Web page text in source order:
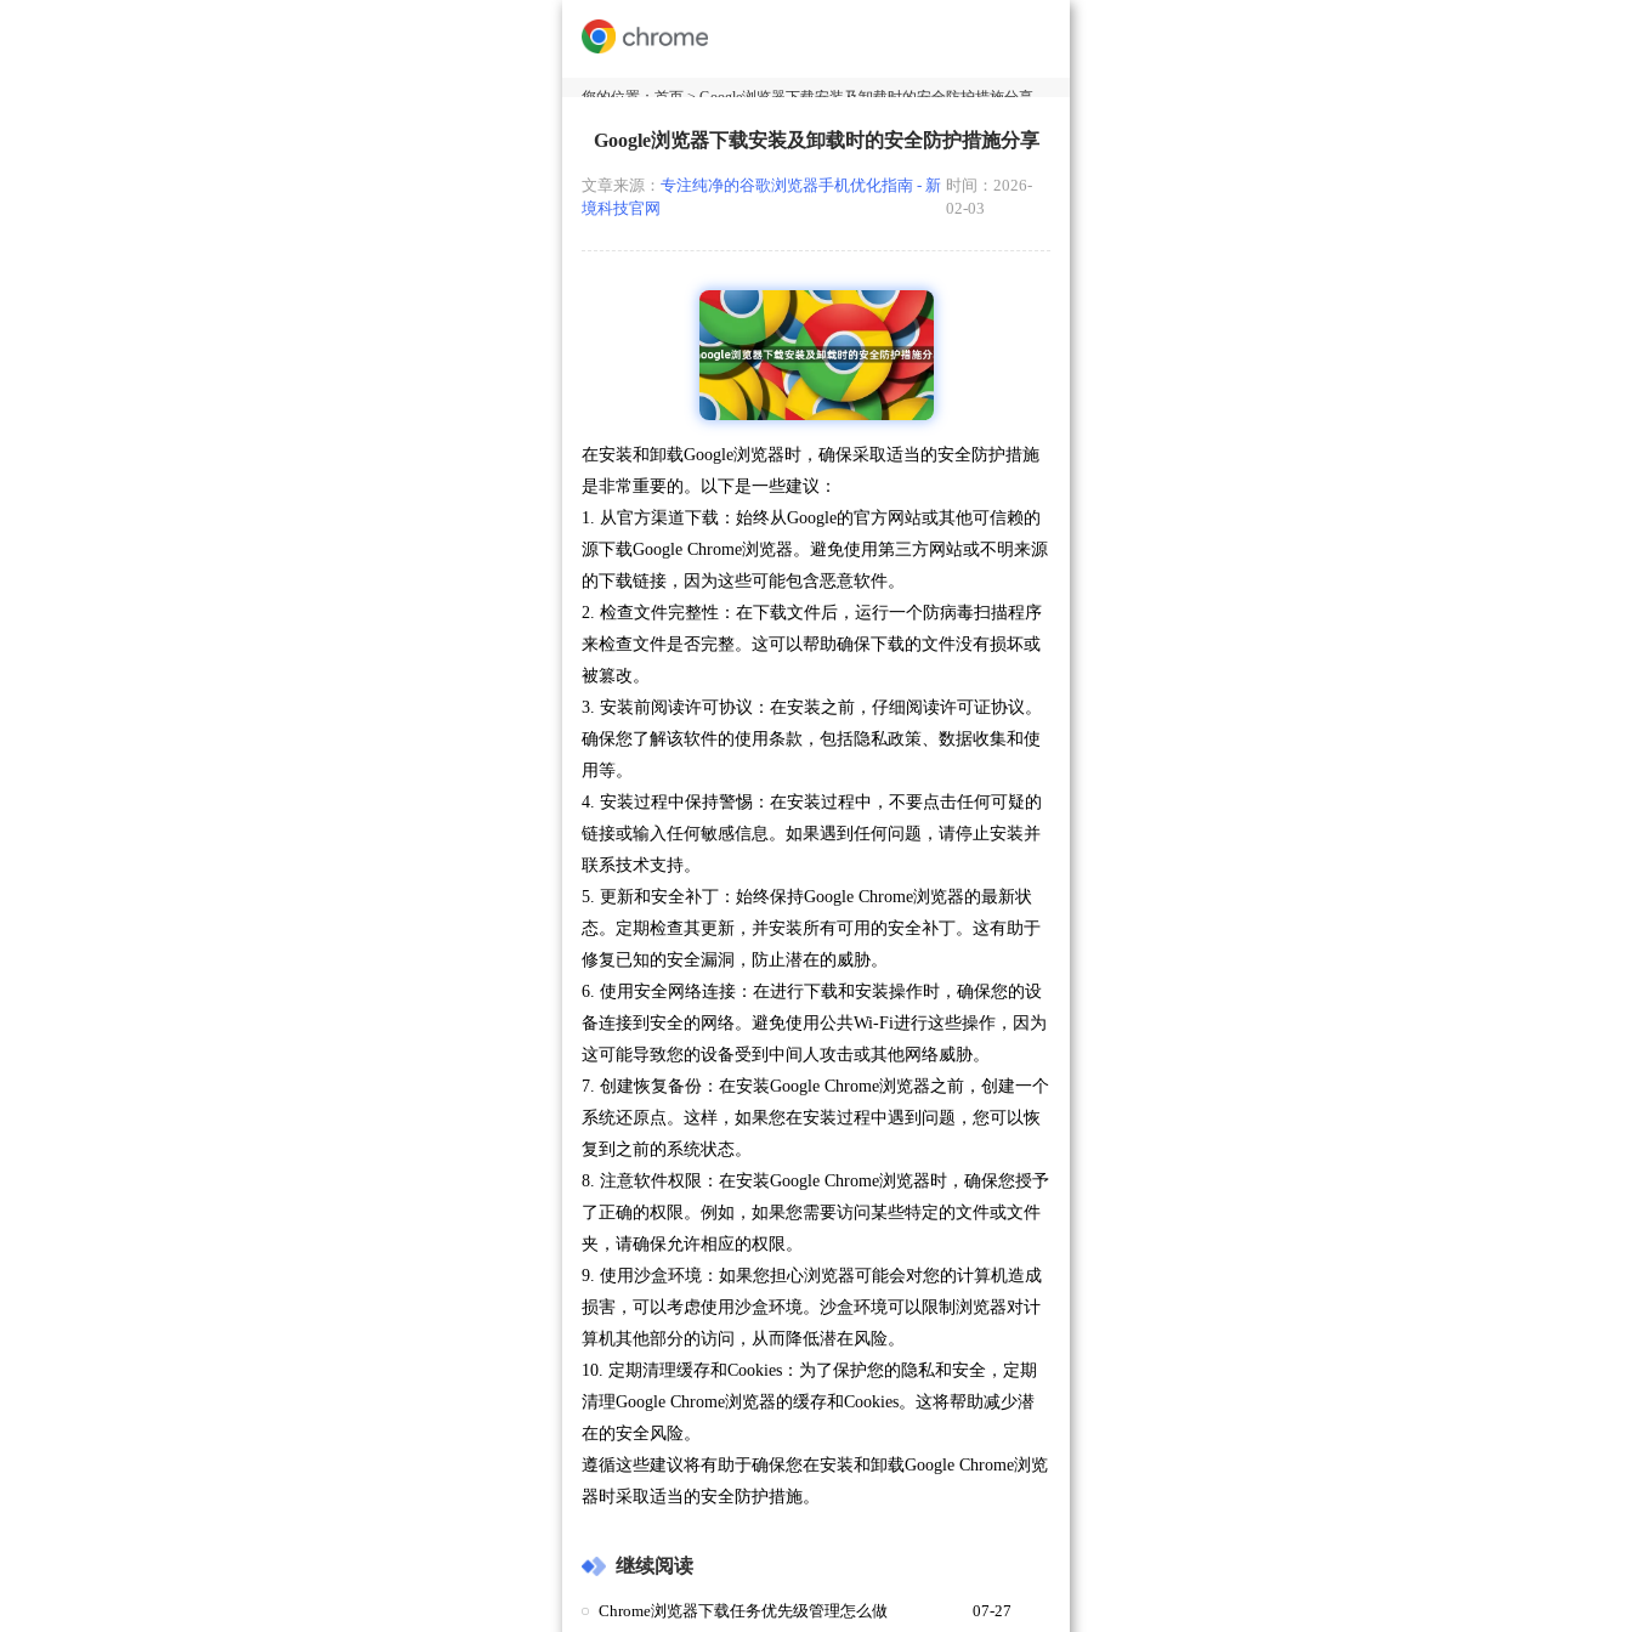
您的位置： 首页 > Google浏览器下载安装及卸载时的安全防护措施分享
Google浏览器下载安装及卸载时的安全防护措施分享
文章来源： 专注纯净的谷歌浏览器手机优化指南 - 新
境科技官网
时间：2026-
02-03
在安装和卸载Google浏览器时，确保采取适当的安全防护措施
是非常重要的。以下是一些建议：
1. 从官方渠道下载：始终从Google的官方网站或其他可信赖的
源下载Google Chrome浏览器。避免使用第三方网站或不明来源
的下载链接，因为这些可能包含恶意软件。
2. 检查文件完整性：在下载文件后，运行一个防病毒扫描程序
来检查文件是否完整。这可以帮助确保下载的文件没有损坏或
被篡改。
3. 安装前阅读许可协议：在安装之前，仔细阅读许可证协议。
确保您了解该软件的使用条款，包括隐私政策、数据收集和使
用等。
4. 安装过程中保持警惕：在安装过程中，不要点击任何可疑的
链接或输入任何敏感信息。如果遇到任何问题，请停止安装并
联系技术支持。
5. 更新和安全补丁：始终保持Google Chrome浏览器的最新状
态。定期检查其更新，并安装所有可用的安全补丁。这有助于
修复已知的安全漏洞，防止潜在的威胁。
6. 使用安全网络连接：在进行下载和安装操作时，确保您的设
备连接到安全的网络。避免使用公共Wi-Fi进行这些操作，因为
这可能导致您的设备受到中间人攻击或其他网络威胁。
7. 创建恢复备份：在安装Google Chrome浏览器之前，创建一个
系统还原点。这样，如果您在安装过程中遇到问题，您可以恢
复到之前的系统状态。
8. 注意软件权限：在安装Google Chrome浏览器时，确保您授予
了正确的权限。例如，如果您需要访问某些特定的文件或文件
夹，请确保允许相应的权限。
9. 使用沙盒环境：如果您担心浏览器可能会对您的计算机造成
损害，可以考虑使用沙盒环境。沙盒环境可以限制浏览器对计
算机其他部分的访问，从而降低潜在风险。
10. 定期清理缓存和Cookies：为了保护您的隐私和安全，定期
清理Google Chrome浏览器的缓存和Cookies。这将帮助减少潜
在的安全风险。
遵循这些建议将有助于确保您在安装和卸载Google Chrome浏览
器时采取适当的安全防护措施。
继续阅读
Chrome浏览器下载任务优先级管理怎么做 07-27